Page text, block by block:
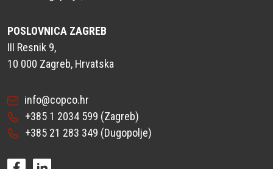
POSLOVNICA ZAGREB
III Resnik 9,
10 000 Zagreb, Hrvatska
info@copco.hr
+385 1 2034 599 (Zagreb)
+385 21 283 349 (Dugopolje)